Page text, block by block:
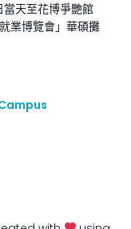
天至花博爭艷館
業博覽會」華碩攤